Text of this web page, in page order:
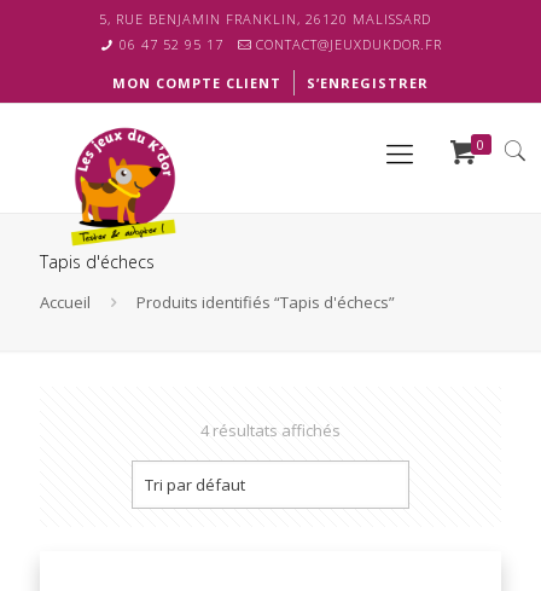
5, RUE BENJAMIN FRANKLIN, 26120 MALISSARD
06 47 52 95 17
CONTACT@JEUXDUKDOR.FR
MON COMPTE CLIENT S’ENREGISTRER
0
Tapis d'échecs
Accueil Produits identifiés “Tapis d'échecs”
4 résultats affichés